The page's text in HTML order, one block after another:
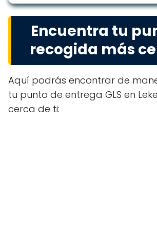
Encuentra tu
recogida más
Aquí podrás encontrar de
tu punto de entrega GLS en
cerca de ti: